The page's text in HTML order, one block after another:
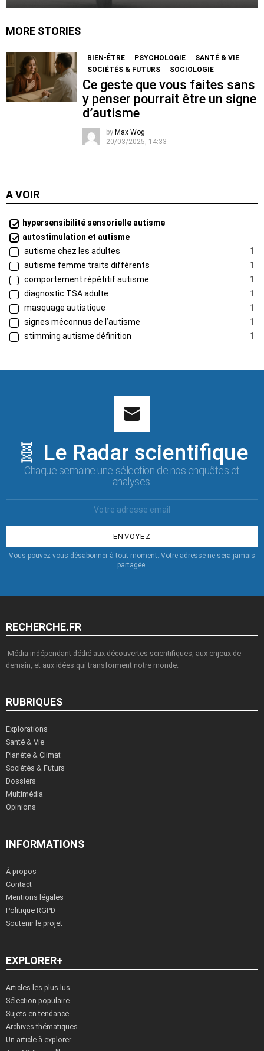
MORE STORIES
BIEN-ÊTRE PSYCHOLOGIE
SANTÉ & VIE
SOCIÉTÉS & FUTURS
SOCIOLOGIE
Ce geste que vous faites sans
y penser pourrait être un signe
d’autisme
by Max Wog
20/03/2025, 14:33
A VOIR
hypersensibilité sensorielle autisme
autostimulation et autisme
autisme chez les adultes
1
autisme femme traits différents
1
comportement répétitif autisme
1
diagnostic TSA adulte
1
masquage autistique
1
signes méconnus de l’autisme
1
stimming autisme définition
1
🧬 Le Radar scientifique
Chaque semaine une sélection de nos enquêtes et
analyses.
:
Vous pouvez vous désabonner à tout moment. Votre adresse ne sera jamais
partagée.
RECHERCHE.FR
Média indépendant dédié aux découvertes scientifiques, aux enjeux de
demain, et aux idées qui transforment notre monde.
RUBRIQUES
Explorations
Santé & Vie
Planète & Climat
Sociétés & Futurs
Dossiers
Multimédia
Opinions
INFORMATIONS
À propos
Contact
Mentions légales
Politique RGPD
Soutenir le projet
EXPLORER+
Articles les plus lus
Sélection populaire
Sujets en tendance
Archives thématiques
Un article à explorer